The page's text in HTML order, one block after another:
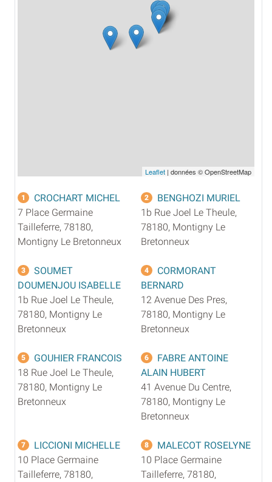
Leaflet | données © OpenStreetMap
1
CROCHART MICHEL
7 Place Germaine
Tailleferre, 78180,
Montigny Le Bretonneux
2
BENGHOZI MURIEL
1b Rue Joel Le Theule,
78180, Montigny Le
Bretonneux
3
SOUMET
DOUMENJOU ISABELLE
1b Rue Joel Le Theule,
78180, Montigny Le
Bretonneux
4
CORMORANT
BERNARD
12 Avenue Des Pres,
78180, Montigny Le
Bretonneux
5
GOUHIER FRANCOIS
18 Rue Joel Le Theule,
78180, Montigny Le
Bretonneux
6
FABRE ANTOINE
ALAIN HUBERT
41 Avenue Du Centre,
78180, Montigny Le
Bretonneux
7
LICCIONI MICHELLE
10 Place Germaine
Tailleferre, 78180,
8
MALECOT ROSELYNE
10 Place Germaine
Tailleferre, 78180,